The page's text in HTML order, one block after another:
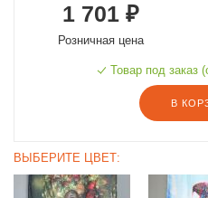
1 701 ₽
Розничная цена
Товар под заказ
В
ВЫБЕРИТЕ ЦВЕТ: